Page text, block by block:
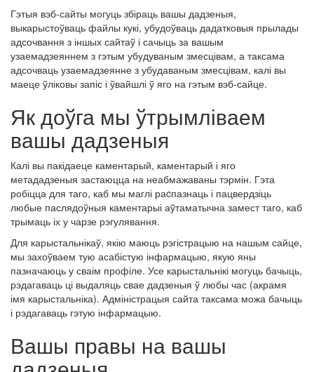
Гэтыя вэб-сайты могуць збіраць вашы дадзеныя,
выкарыстоўваць файлы кукі, убудоўваць дадатковыя прылады
адсочвання з іншых сайтаў і сачыць за вашым
узаемадзеяннем з гэтым убудуваным змесцівам, а таксама
адсочваць узаемадзеянне з убудаваным змесцівам, калі вы
маеце ўліковы запіс і ўвайшлі ў яго на гэтым вэб-сайце.
Як доўга мы ўтрымліваем
вашы дадзеныя
Калі вы пакідаеце каментарый, каментарый і яго
метададзеныя застаюцца на неабмажаваны тэрмін. Гэта
робіцца для таго, каб мы маглі раcпазнаць і пацвердзіць
любые паслядоўныя каментарыі аўтаматычна замест таго, каб
трымаць іх у чарзе рэгулявання.
Для карыстальнікаў, якію маюць рэгістрацыю на нашым сайце,
мы захоўваем тую асабістую інфармацыю, якую яны
пазначаюць у сваім профіле. Усе карыстальнікі могуць бачыць,
рэдагаваць ці выдаляць свае дадзеныя ў любы час (акрамя
імя карыстальніка). Адміністрацыя сайта таксама можа бачыць
і рэдагаваць гэтую інфармацыю.
Вашы правы на вашы